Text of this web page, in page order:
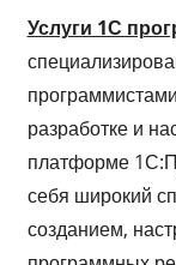
Услуги 1С
разработке и
платформе
себя широкий
созданием,